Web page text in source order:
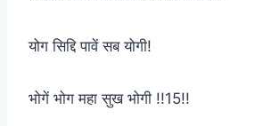
योग सिद्दि पावें सब योगी!
भोगें भोग महा सुख भोगी !!15!!